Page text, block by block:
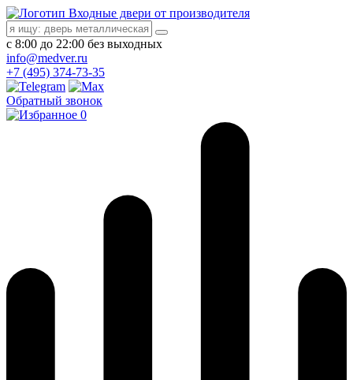
Входные двери от производителя
с 8:00 до 22:00 без выходных
info@medver.ru
+7 (495) 374-73-35
Обратный звонок
0